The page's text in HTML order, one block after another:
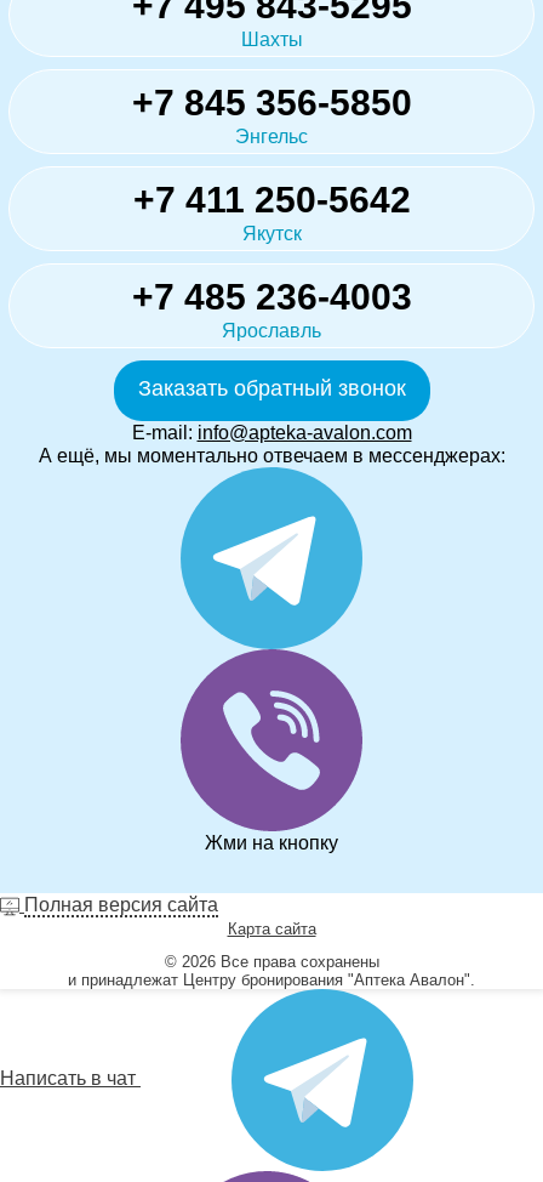
Шахты
+7 845 356-5850
Энгельс
+7 411 250-5642
Якутск
+7 485 236-4003
Ярославль
Заказать обратный звонок
E-mail: info@apteka-avalon.com
А ещё, мы моментально отвечаем в мессенджерах:
Жми на кнопку
Полная версия сайта
Карта сайта
© 2026 Все права сохранены
и принадлежат Центру бронирования "Аптека Авалон".
Написать в чат